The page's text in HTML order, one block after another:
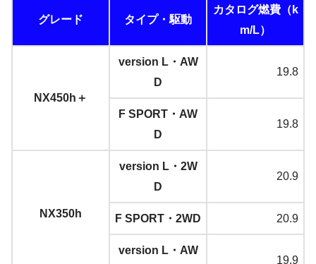
グレード タイプ・駆動
カタログ燃費（k
m/L）
NX450h＋
version L・AW
D
19.8
F SPORT・AW
D
19.8
NX350h
version L・2W
D
20.9
F SPORT・2WD 20.9
version L・AW
19.9